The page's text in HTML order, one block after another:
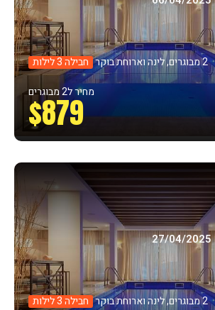
2 מבוגרים, לינה וארוחת בוקר
חבילה 3 לילות
מחיר ל2 מבוגרים
$879
2 מבוגרים, לינה וארוחת בוקר
חבילה 3 לילות